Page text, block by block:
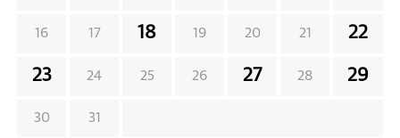
16 17 18 19 20 21 22
23 24 25 26 27 28 29
30 31